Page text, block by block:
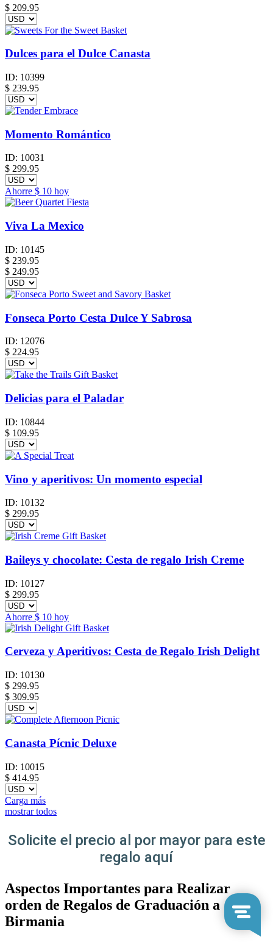
$ 209.95
Dulces para el Dulce Canasta
ID: 10399
$ 239.95
Momento Romántico
ID: 10031
$ 299.95
Ahorre $ 10 hoy
Viva La Mexico
ID: 10145
$ 239.95
$ 249.95
Fonseca Porto Cesta Dulce Y Sabrosa
ID: 12076
$ 224.95
Delicias para el Paladar
ID: 10844
$ 109.95
Vino y aperitivos: Un momento especial
ID: 10132
$ 299.95
Baileys y chocolate: Cesta de regalo Irish Creme
ID: 10127
$ 299.95
Ahorre $ 10 hoy
Cerveza y Aperitivos: Cesta de Regalo Irish Delight
ID: 10130
$ 299.95
$ 309.95
Canasta Pícnic Deluxe
ID: 10015
$ 414.95
Carga más
mostrar todos
Solicite el precio al por mayor para este
regalo aquí
Aspectos Importantes para Realizar
orden de Regalos de Graduación a
Birmania